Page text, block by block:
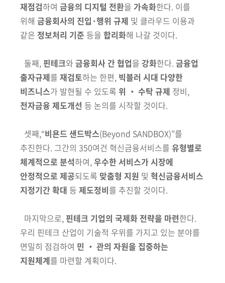
재점검하여 금융의 디지털 전환을 가속화한다. 이를
위해 금융회사의 진입·행위 규제 및 클라우드 이용과
같은 정보처리 기준 등을 합리화해 나갈 것이다.
둘째, 핀테크와 금융회사 간 협업을 강화한다. 금융업
출자규제를 재검토하는 한편, 빅블러 시대 다양한
비즈니스가 발현될 수 있도록 위 ‧ 수탁 규제 정비,
전자금융 제도개선 등 논의를 시작할 것이다.
셋째,“비욘드 샌드박스(Beyond SANDBOX)”를
추진한다. 그간의 350여건 혁신금융서비스를 유형별로
체계적으로 분석하여,우수한 서비스가 시장에
안정적으로 제공되도록 맞춤형 지원 및 혁신금융서비스
지정기간 확대 등 제도정비를 추진할 것이다.
마지막으로, 핀테크 기업의 국제화 전략을 마련한다.
우리 핀테크 산업이 기술적 우위를 가지고 있는 분야를
면밀히 점검하여 민 ‧ 관의 자원을 집중하는
지원체계를 마련할 계획이다.